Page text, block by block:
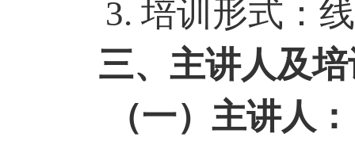
3. 培训形式：
三、主讲人及
（一）主讲人：